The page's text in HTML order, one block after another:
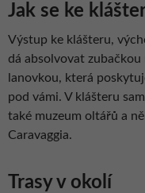
Jak se ke
Výstup ke klášteru,
dá absolvovat
lanovkou, která
pod vámi. V klášteru
také muzeum oltářů a
Caravaggia.
Trasy v okolí